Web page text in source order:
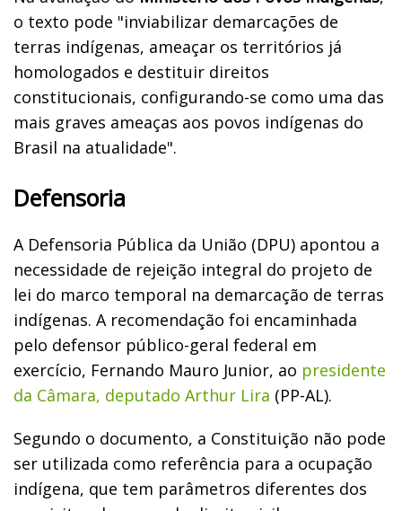
o texto pode "inviabilizar demarcações de
terras indígenas, ameaçar os territórios já
homologados e destituir direitos
constitucionais, configurando-se como uma das
mais graves ameaças aos povos indígenas do
Brasil na atualidade".
Defensoria
A Defensoria Pública da União (DPU) apontou a
necessidade de rejeição integral do projeto de
lei do marco temporal na demarcação de terras
indígenas. A recomendação foi encaminhada
pelo defensor público-geral federal em
exercício, Fernando Mauro Junior, ao presidente
da Câmara, deputado Arthur Lira (PP-AL).
Segundo o documento, a Constituição não pode
ser utilizada como referência para a ocupação
indígena, que tem parâmetros diferentes dos